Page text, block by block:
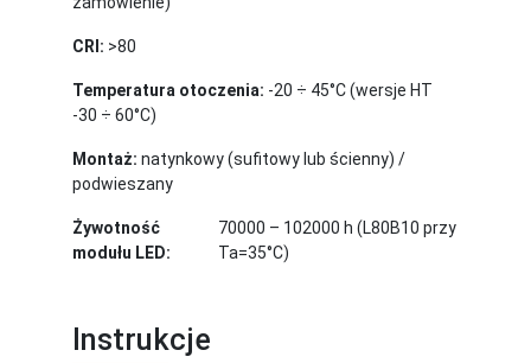
CRI: >80
Temperatura otoczenia: -20 ÷ 45°C (wersje HT
-30 ÷ 60°C)
Montaż: natynkowy (sufitowy lub ścienny) /
podwieszany
Żywotność
modułu LED:
70000 – 102000 h (L80B10 przy
Ta=35°C)
Instrukcje